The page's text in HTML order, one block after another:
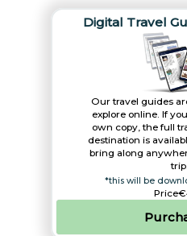
Digital Travel
Our travel guides
explore online. If
own copy, the full
destination is
bring along
trip.​
*this will be
Price